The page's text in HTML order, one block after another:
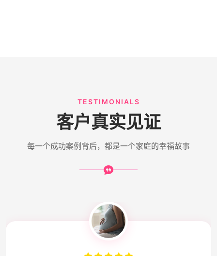
TESTIMONIALS
客户真实见证
每一个成功案例背后，都是一个家庭的幸福故事